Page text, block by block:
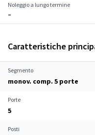
Noleggio a lungo termine
–
Caratteristiche
Segmento
monov. comp. 5 porte
Porte
5
Posti